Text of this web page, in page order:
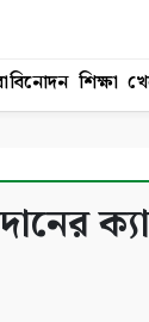
বিনোদন শিক্ষা